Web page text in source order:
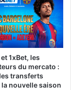
1xBet, les
du mercato :
transferts
nouvelle saison